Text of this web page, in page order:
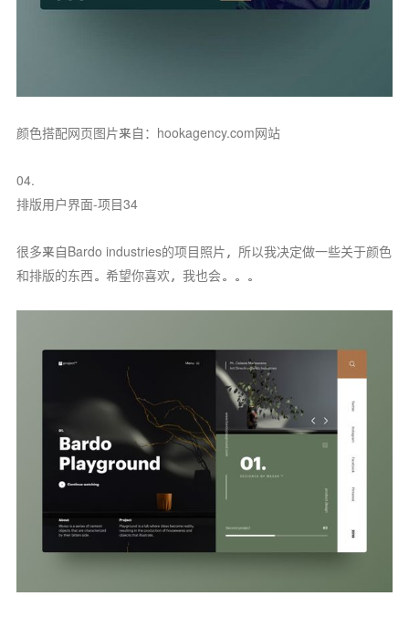
颜色搭配网页图片来自：hookagency.com网站
04.
排版用户界面-项目34
很多来自Bardo industries的项目照片，所以我决定做一些关于颜色
和排版的东西。希望你喜欢，我也会。。。